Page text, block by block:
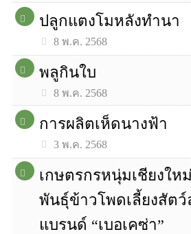
ปลูกแตงโมหลังทำนา
8 พ.ค. 2568
พลูกินใบ
8 พ.ค. 2568
การผลิตเห็ดนางฟ้า
3 พ.ค. 2568
เกษตรกรหนุ่มเชียงให
พันธุ์ข้าวโพดเลี้ยงสัตว์
แบรนด์ “เบอเคซ่า”